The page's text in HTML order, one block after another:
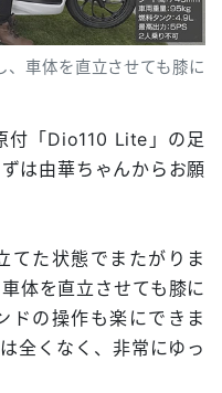
車体を直立させても膝に
「Dio110 Lite」の足
は由華ちゃんからお願
た状態でまたがりま
体を直立させても膝に
ドの操作も楽にできま
全くなく、非常にゆっ